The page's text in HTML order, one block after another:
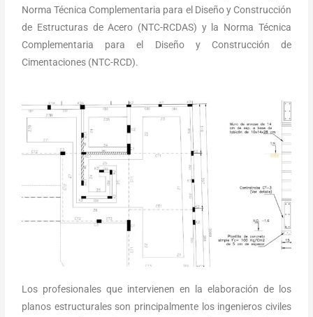
Norma Técnica Complementaria para el Diseño y Construcción
de Estructuras de Acero (NTC-RCDAS) y la Norma Técnica
Complementaria para el Diseño y Construcción de
Cimentaciones (NTC-RCD).
Los profesionales que intervienen en la elaboración de los
planos estructurales son principalmente los ingenieros civiles